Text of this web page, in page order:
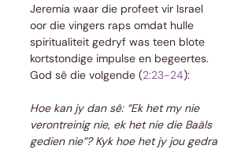
Jeremia waar die profeet vir Israel
oor die vingers raps omdat hulle
spiritualiteit gedryf was teen blote
kortstondige impulse en begeertes.
God sê die volgende (2:23-24):
Hoe kan jy dan sê: “Ek het my nie
verontreinig nie, ek het nie die Baäls
gedien nie”? Kyk hoe het jy jou gedra